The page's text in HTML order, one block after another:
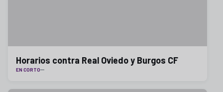
Horarios contra Real Oviedo y Burgos CF
EN CORTO